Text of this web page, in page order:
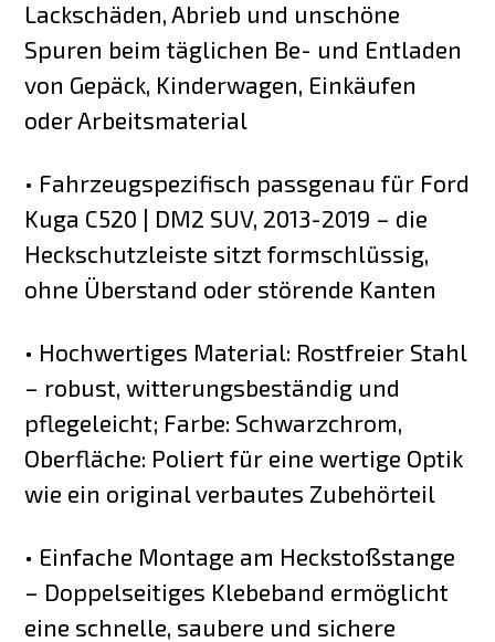
Lackschäden, Abrieb und unschöne
Spuren beim täglichen Be- und Entladen
von Gepäck, Kinderwagen, Einkäufen
oder Arbeitsmaterial
• Fahrzeugspezifisch passgenau für Ford
Kuga C520 | DM2 SUV, 2013-2019 – die
Heckschutzleiste sitzt formschlüssig,
ohne Überstand oder störende Kanten
• Hochwertiges Material: Rostfreier Stahl
– robust, witterungsbeständig und
pflegeleicht; Farbe: Schwarzchrom,
Oberfläche: Poliert für eine wertige Optik
wie ein original verbautes Zubehörteil
• Einfache Montage am Heckstoßstange
– Doppelseitiges Klebeband ermöglicht
eine schnelle, saubere und sichere